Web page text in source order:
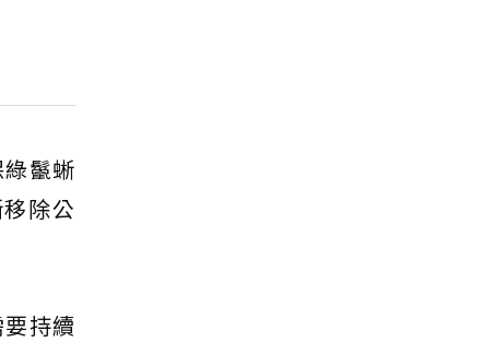
鬣蜥
除公
持續